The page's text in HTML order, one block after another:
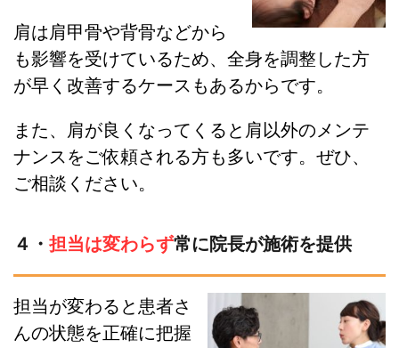
肩は肩甲骨や背骨などから
も影響を受けているため、全身を調整した方
が早く改善するケースもあるからです。
また、肩が良くなってくると肩以外のメンテ
ナンスをご依頼される方も多いです。ぜひ、
ご相談ください。
４・ 担当は変わらず常に院長が施術を提供
担当が変わると患者さ
んの状態を正確に把握